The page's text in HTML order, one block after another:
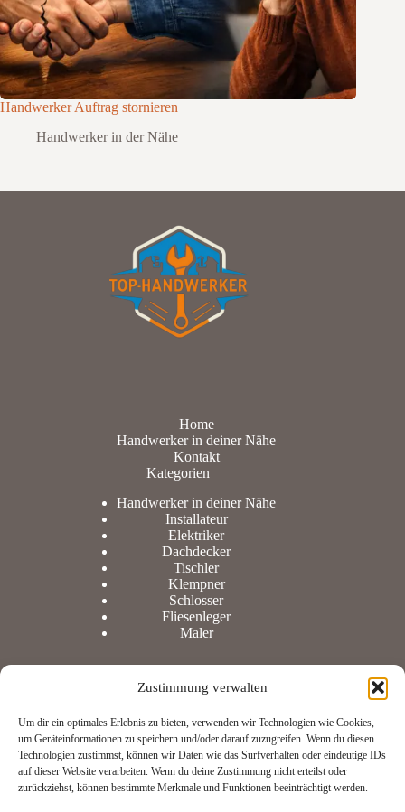
Zustimmung verwalten
Um dir ein optimales Erlebnis zu bieten, verwenden wir Technologien wie Cookies,
um Geräteinformationen zu speichern und/oder darauf zuzugreifen. Wenn du diesen
Technologien zustimmst, können wir Daten wie das Surfverhalten oder eindeutige IDs
auf dieser Website verarbeiten. Wenn du deine Zustimmung nicht erteilst oder
zurückziehst, können bestimmte Merkmale und Funktionen beeinträchtigt werden.
Handwerker Auftrag stornieren
Handwerker in der Nähe
Home
Handwerker in deiner Nähe
Kontakt
Kategorien
Handwerker in deiner Nähe
Installateur
Elektriker
Dachdecker
Tischler
Klempner
Schlosser
Fliesenleger
Maler
Information
Datenschutz
Impressum
Cookie-Richtlinie